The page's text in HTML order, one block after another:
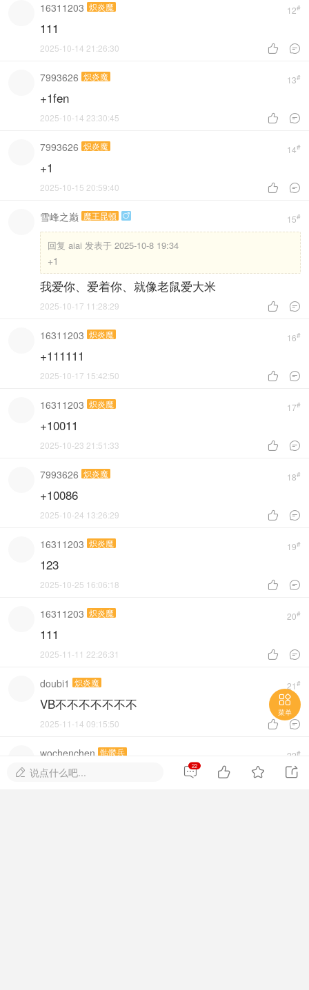
12#
16311203 炽炎魔
111
 
2025-10-14 21:26:30
13#
7993626 炽炎魔
+1fen
 
2025-10-14 23:30:45
14#
7993626 炽炎魔
+1
 
2025-10-15 20:59:40
15#
雪峰之巅 魔王昆顿 
回复 aiai 发表于 2025-10-8 19:34
+1
我爱你、爱着你、就像老鼠爱大米
 
2025-10-17 11:28:29
16#
16311203 炽炎魔
+111111
 
2025-10-17 15:42:50
17#
16311203 炽炎魔
+10011
 
2025-10-23 21:51:33
18#
7993626 炽炎魔
+10086
 
2025-10-24 13:26:29
19#
16311203 炽炎魔
123
 
2025-10-25 16:06:18
20#
16311203 炽炎魔
111
 
2025-11-11 22:26:31
21 #
doubi1 炽炎魔
VB不不不不不不不
 
2025-11-14 09:15:50
22#
wochenchen 骷髅兵

菜单
 说点什么吧... 
22   